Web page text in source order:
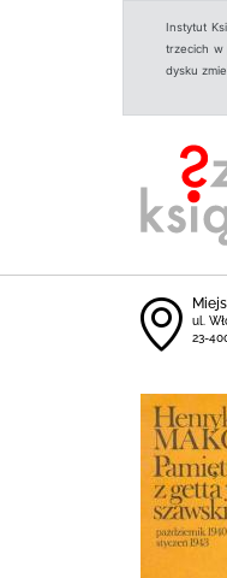
Instytut
trzecich w
dysku
ul.
23-